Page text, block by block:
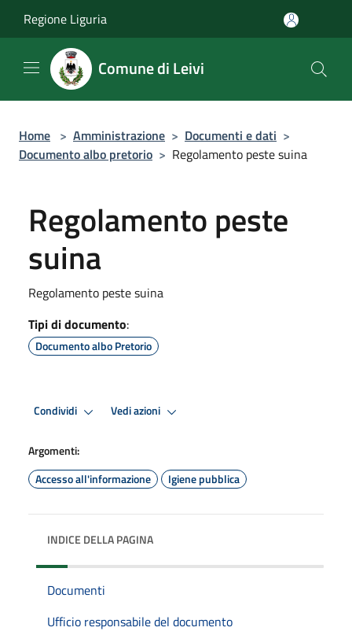
Regione Liguria
Comune di Leivi
Home > Amministrazione > Documenti e dati >
Documento albo pretorio > Regolamento peste suina
Regolamento peste
suina
Regolamento peste suina
Tipi di documento:
Documento albo Pretorio
Condividi Vedi azioni
Argomenti:
Accesso all'informazione
Igiene pubblica
INDICE DELLA PAGINA
Documenti
Ufficio responsabile del documento